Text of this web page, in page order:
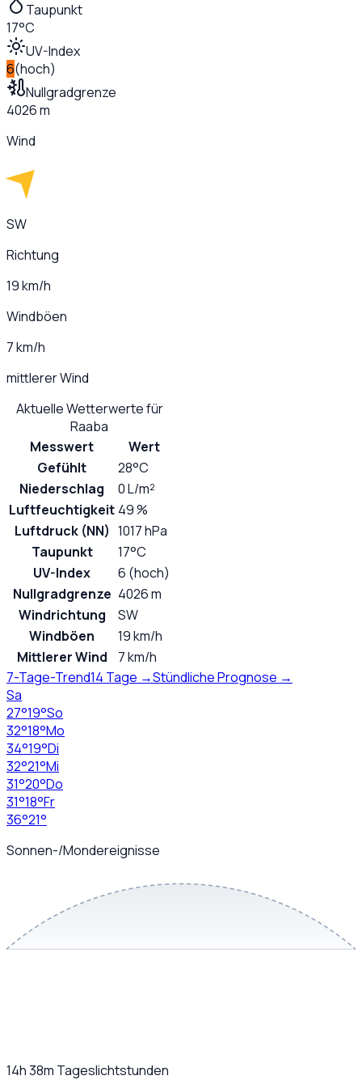
Taupunkt
17°C
UV-Index
6(hoch)
Nullgradgrenze
4026 m
Wind
SW
Richtung
19 km/h
Windböen
7 km/h
mittlerer Wind
Aktuelle Wetterwerte für
Raaba
Messwert
Wert
Gefühlt
28°C
Niederschlag
0 L/m²
Luftfeuchtigkeit 49 %
Luftdruck (NN) 1017 hPa
Taupunkt
17°C
UV-Index
6 (hoch)
Nullgradgrenze 4026 m
Windrichtung
SW
Windböen
19 km/h
Mittlerer Wind
7 km/h
7-Tage-Trend14 Tage →Stündliche Prognose →
Sa
27°19°So
32°18°Mo
34°19°Di
32°21°Mi
31°20°Do
31°18°Fr
36°21°
Sonnen-/Mondereignisse
14h 38m Tageslichtstunden